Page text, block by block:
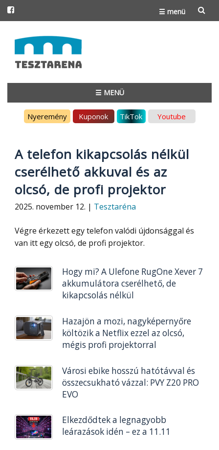
☰ menü
to
content
☰ MENÜ
Nyeremény Kuponok TikTok Youtube
A telefon kikapcsolás nélkül
cserélhető akkuval és az
olcsó, de profi projektor
2025. november 12. | Tesztaréna
Végre érkezett egy telefon valódi újdonsággal és
van itt egy olcsó, de profi projektor.
Hogy mi? A Ulefone RugOne Xever 7
akkumulátora cserélhető, de
kikapcsolás nélkül
Hazajön a mozi, nagyképernyőre
költözik a Netflix ezzel az olcsó,
mégis profi projektorral
Városi ebike hosszú hatótávval és
összecsukható vázzal: PVY Z20 PRO
EVO
Elkezdődtek a legnagyobb
leárazások idén – ez a 11.11